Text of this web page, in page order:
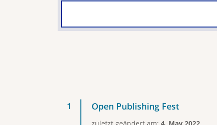
Open Publishing Fest